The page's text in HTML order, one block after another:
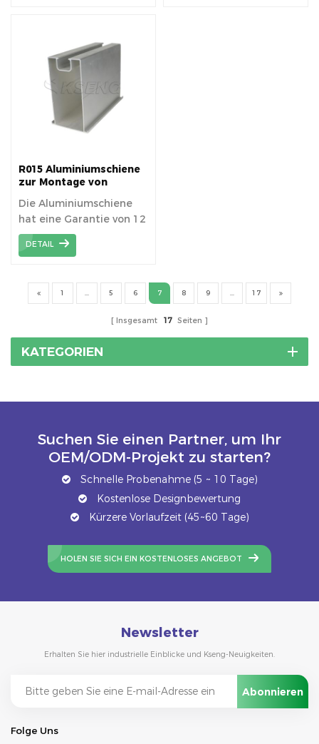
R015 Aluminiumschiene
zur Montage von
Die Aluminiumschiene
hat eine Garantie von 12
Jahren bei
fachgerechter Montage.
DETAIL
1 5 6 7 8 9 17
Insgesamt 17 Seiten
KATEGORIEN
Suchen Sie einen Partner, um Ihr
OEM/ODM-Projekt zu starten?
Schnelle Probenahme (5 ~ 10 Tage)
Kostenlose Designbewertung
Kürzere Vorlaufzeit (45~60 Tage)
HOLEN SIE SICH EIN KOSTENLOSES ANGEBOT
Newsletter
Erhalten Sie hier industrielle Einblicke und Kseng-Neuigkeiten.
Folge Uns